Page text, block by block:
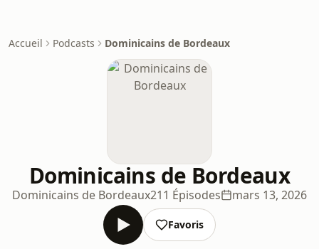
Accueil Podcasts Dominicains de Bordeaux
Dominicains de Bordeaux
Dominicains de Bordeaux211 Épisodes mars 13, 2026
Favoris